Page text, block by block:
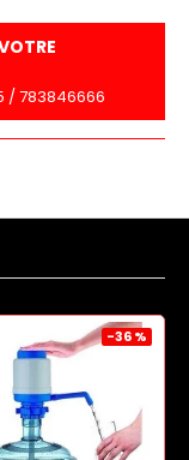
/ 783846666
-36 %